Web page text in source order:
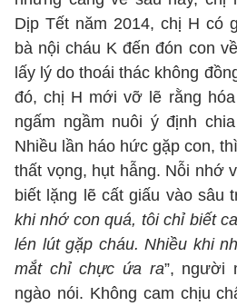
Dịp Tết năm 2014, chị H có
bà nội cháu K đến đón con
lấy lý do thoái thác không
đó, chị H mới vỡ lẽ rằng
ngấm ngầm nuôi ý định
Nhiều lần háo hức gặp con,
thất vọng, hụt hẫng. Nỗi nhớ
biết lặng lẽ cất giấu vào sâu
khi nhớ con quá, tôi chỉ biết
lén lút gặp cháu. Nhiều khi
mắt chỉ chực ứa ra”, người
ngào nói. Không cam chịu